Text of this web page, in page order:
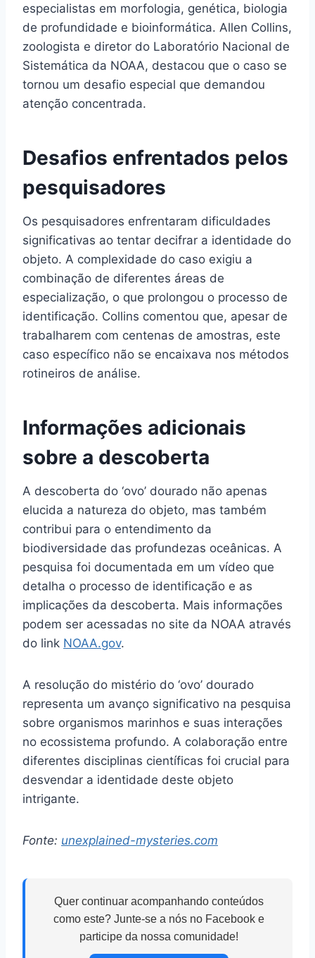
especialistas em morfologia, genética, biologia
de profundidade e bioinformática. Allen Collins,
zoologista e diretor do Laboratório Nacional de
Sistemática da NOAA, destacou que o caso se
tornou um desafio especial que demandou
atenção concentrada.
Desafios enfrentados pelos
pesquisadores
Os pesquisadores enfrentaram dificuldades
significativas ao tentar decifrar a identidade do
objeto. A complexidade do caso exigiu a
combinação de diferentes áreas de
especialização, o que prolongou o processo de
identificação. Collins comentou que, apesar de
trabalharem com centenas de amostras, este
caso específico não se encaixava nos métodos
rotineiros de análise.
Informações adicionais
sobre a descoberta
A descoberta do ‘ovo’ dourado não apenas
elucida a natureza do objeto, mas também
contribui para o entendimento da
biodiversidade das profundezas oceânicas. A
pesquisa foi documentada em um vídeo que
detalha o processo de identificação e as
implicações da descoberta. Mais informações
podem ser acessadas no site da NOAA através
do link NOAA.gov.
A resolução do mistério do ‘ovo’ dourado
representa um avanço significativo na pesquisa
sobre organismos marinhos e suas interações
no ecossistema profundo. A colaboração entre
diferentes disciplinas científicas foi crucial para
desvendar a identidade deste objeto
intrigante.
Fonte: unexplained-mysteries.com
Quer continuar acompanhando conteúdos
como este? Junte-se a nós no Facebook e
participe da nossa comunidade!